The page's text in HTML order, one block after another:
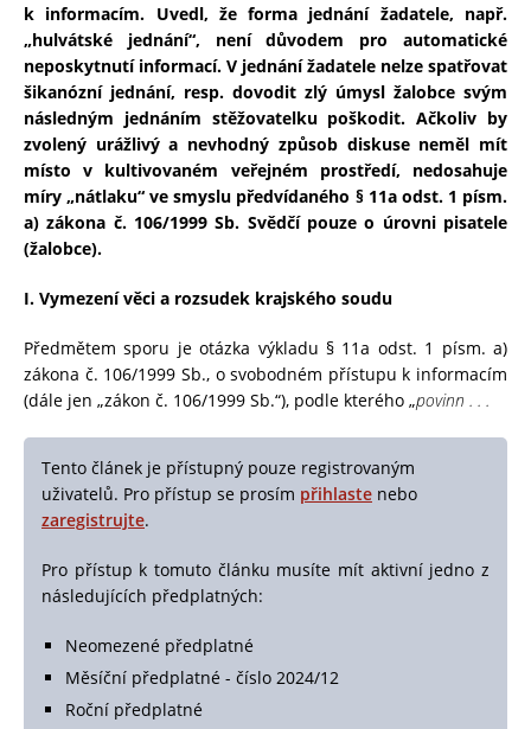
k informacím. Uvedl, že forma jednání žadatele, např.
„hulvátské jednání“, není důvodem pro automatické
neposkytnutí informací. V jednání žadatele nelze spatřovat
šikanózní jednání, resp. dovodit zlý úmysl žalobce svým
následným jednáním stěžovatelku poškodit. Ačkoliv by
zvolený urážlivý a nevhodný způsob diskuse neměl mít
místo v kultivovaném veřejném prostředí, nedosahuje
míry „nátlaku“ ve smyslu předvídaného § 11a odst. 1 písm.
a) zákona č. 106/1999 Sb. Svědčí pouze o úrovni pisatele
(žalobce).
I. Vymezení věci a rozsudek krajského soudu
Předmětem sporu je otázka výkladu § 11a odst. 1 písm. a)
zákona č. 106/1999 Sb., o svobodném přístupu k informacím
(dále jen „zákon č. 106/1999 Sb.“), podle kterého „povinn . . .
Tento článek je přístupný pouze registrovaným
uživatelů. Pro přístup se prosím přihlaste nebo
zaregistrujte.
Pro přístup k tomuto článku musíte mít aktivní jedno z
následujících předplatných:
Neomezené předplatné
Měsíční předplatné - číslo 2024/12
Roční předplatné